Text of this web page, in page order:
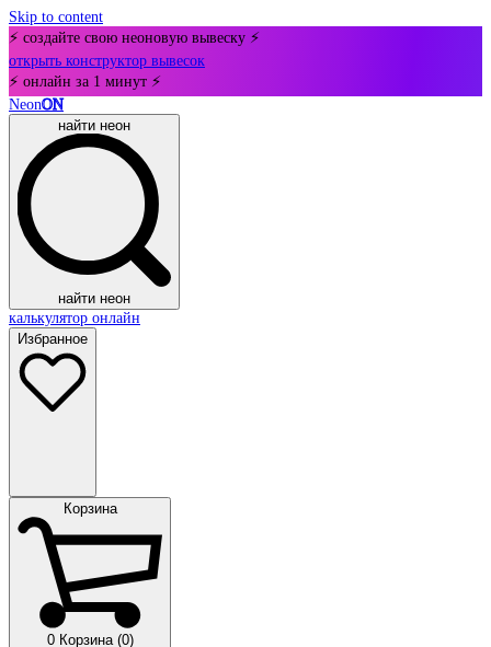
Skip to content
⚡ создайте свою неоновую вывеску ⚡
открыть конструктор вывесок
⚡ онлайн за 1 минут ⚡
NeonON
найти неон
найти неон
калькулятор онлайн
Избранное
Корзина
0 Корзина (0)